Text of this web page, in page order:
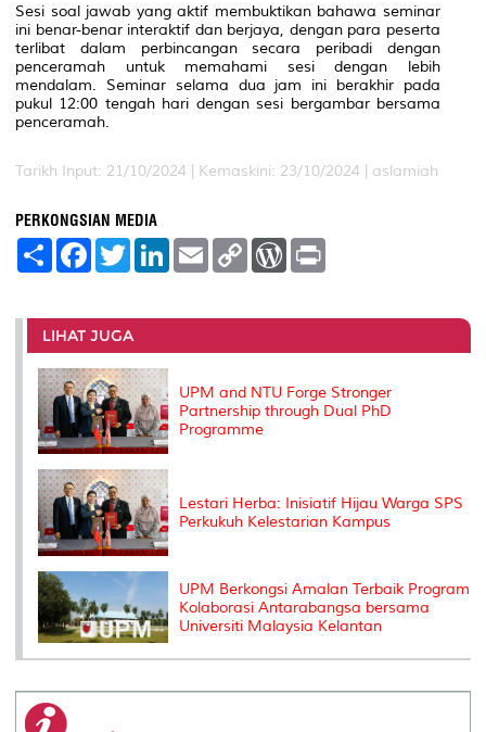
Sesi soal jawab yang aktif membuktikan bahawa seminar
ini benar-benar interaktif dan berjaya, dengan para peserta
terlibat dalam perbincangan secara peribadi dengan
penceramah untuk memahami sesi dengan lebih
mendalam. Seminar selama dua jam ini berakhir pada
pukul 12:00 tengah hari dengan sesi bergambar bersama
penceramah.
Tarikh Input: 21/10/2024 | Kemaskini: 23/10/2024 | aslamiah
PERKONGSIAN MEDIA
S
e
F
a
b
o
o
k
T
w
t
e
r
L
e
I
E
m
l
C
L
n
W
P
e
s
t
LIHAT JUGA
UPM and NTU Forge Stronger
Partnership through Dual PhD
Programme
Lestari Herba: Inisiatif Hijau Warga SPS
Perkukuh Kelestarian Kampus
UPM Berkongsi Amalan Terbaik Program
Kolaborasi Antarabangsa bersama
Universiti Malaysia Kelantan